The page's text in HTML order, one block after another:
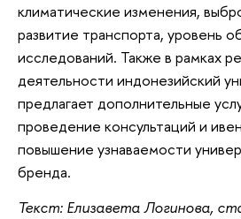
климатические изменения,
развитие транспорта, уровень
исследований. Также в рамках
деятельности индонезийский
предлагает дополнительные
проведение консультаций и
повышение узнаваемости
бренда.
Текст: Елизавета Логинова,